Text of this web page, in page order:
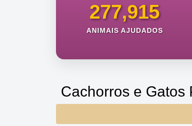
277,915
ANIMAIS AJUDADOS
Cachorros e Gatos